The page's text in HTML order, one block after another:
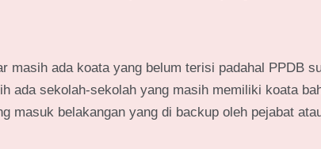
ada koata yang belum terisi padahal PPDB
ada sekolah-sekolah yang masih memiliki koata
masuk belakangan yang di backup oleh pejabat